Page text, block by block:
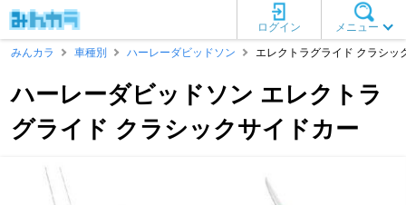
メニュー
ログイン
みんカラ
車種別 ハーレーダビッドソン エレクトラグライド クラシッ
ハーレーダビッドソン エレクトラ
グライド クラシックサイドカー